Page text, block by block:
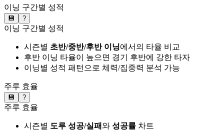
이닝 구간별 성적
💾 ?
이닝 구간별 성적
시즌별 초반/중반/후반 이닝에서의 타율 비교
후반 이닝 타율이 높으면 경기 후반에 강한 타자
이닝별 성적 패턴으로 체력/집중력 분석 가능
주루 효율
💾 ?
주루 효율
시즌별 도루 성공/실패와 성공률 차트